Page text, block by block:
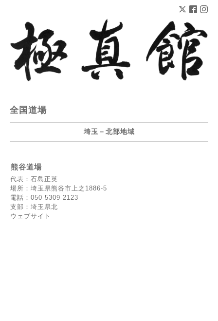
全国道場
埼玉－北部地域
熊谷道場
代表：石島正英
場所：埼玉県熊谷市上之1886-5
電話：050-5309-2123
支部：埼玉県北
ウェブサイト